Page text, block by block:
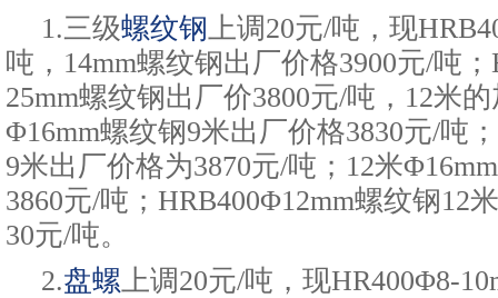
1.三级螺纹钢上调20元/吨，现
吨，14mm螺纹钢出厂价格3900元/吨
25mm螺纹钢出厂价3800元/吨，12米
Φ16mm螺纹钢9米出厂价格3830元/吨
9米出厂价格为3870元/吨；12米
3860元/吨；HRB400Φ12mm螺纹钢12
30元/吨。
2.盘螺上调20元/吨，现HR400Φ8-